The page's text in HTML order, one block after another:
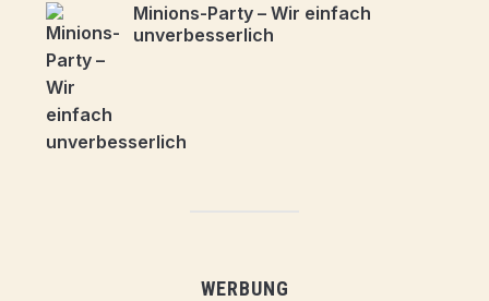
Minions-Party – Wir einfach
unverbesserlich
WERBUNG